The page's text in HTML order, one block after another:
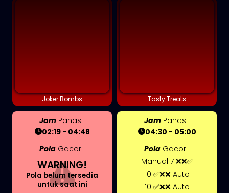
Joker Bombs
Jam Panas :
02:19 - 04:48
Pola Gacor :
WARNING!
Pola belum tersedia
untuk saat ini
Tasty Treats
Jam Panas :
04:30 - 05:00
Pola Gacor :
Manual 7 ❌❌✅
10 ✅❌❌ Auto
10 ✅❌❌ Auto